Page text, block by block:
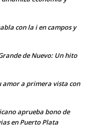
con la i en campos y
de Nuevo: Un hito
amor a primera vista con
aprueba bono de
en Puerto Plata